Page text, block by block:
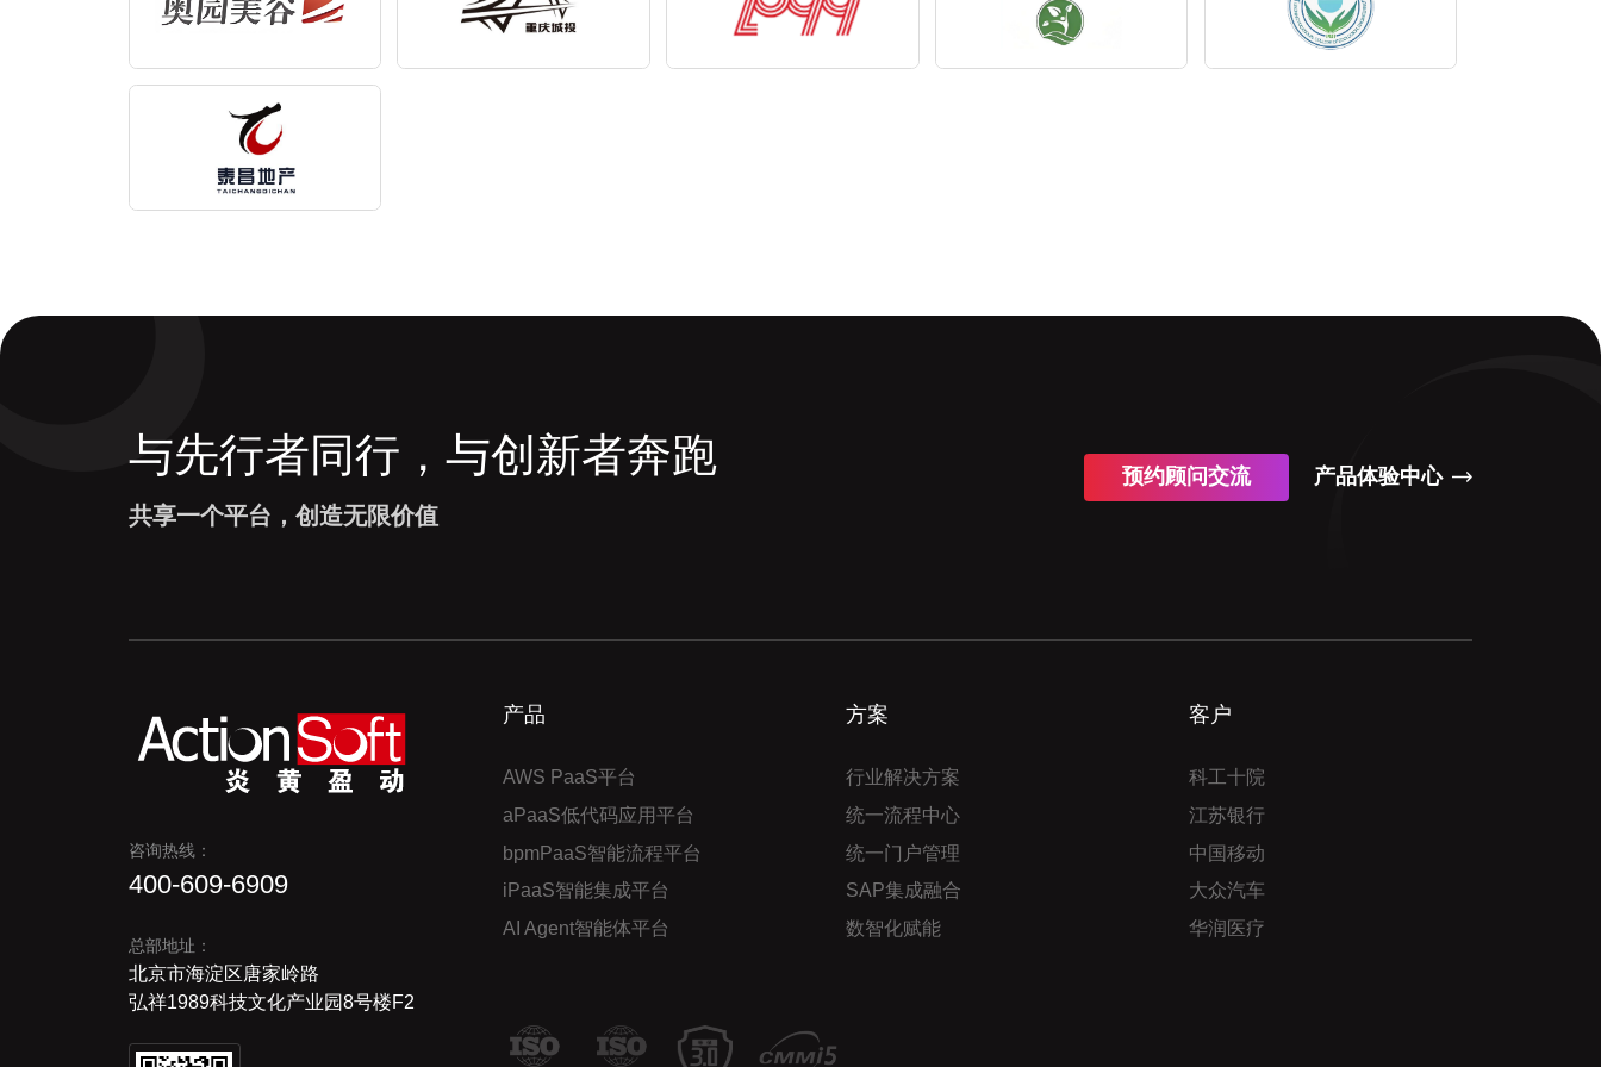
与先行者同行，与创新者奔跑
共享一个平台，创造无限价值
预约顾问交流 产品体验中心
咨询热线：
400-609-6909
总部地址：
北京市海淀区唐家岭路
弘祥1989科技文化产业园8号楼F2
产品
AWS PaaS平台
aPaaS低代码应用平台
bpmPaaS智能流程平台
iPaaS智能集成平台
AI Agent智能体平台
方案
行业解决方案
统一流程中心
统一门户管理
SAP集成融合
数智化赋能
客户
科工十院
江苏银行
中国移动
大众汽车
华润医疗